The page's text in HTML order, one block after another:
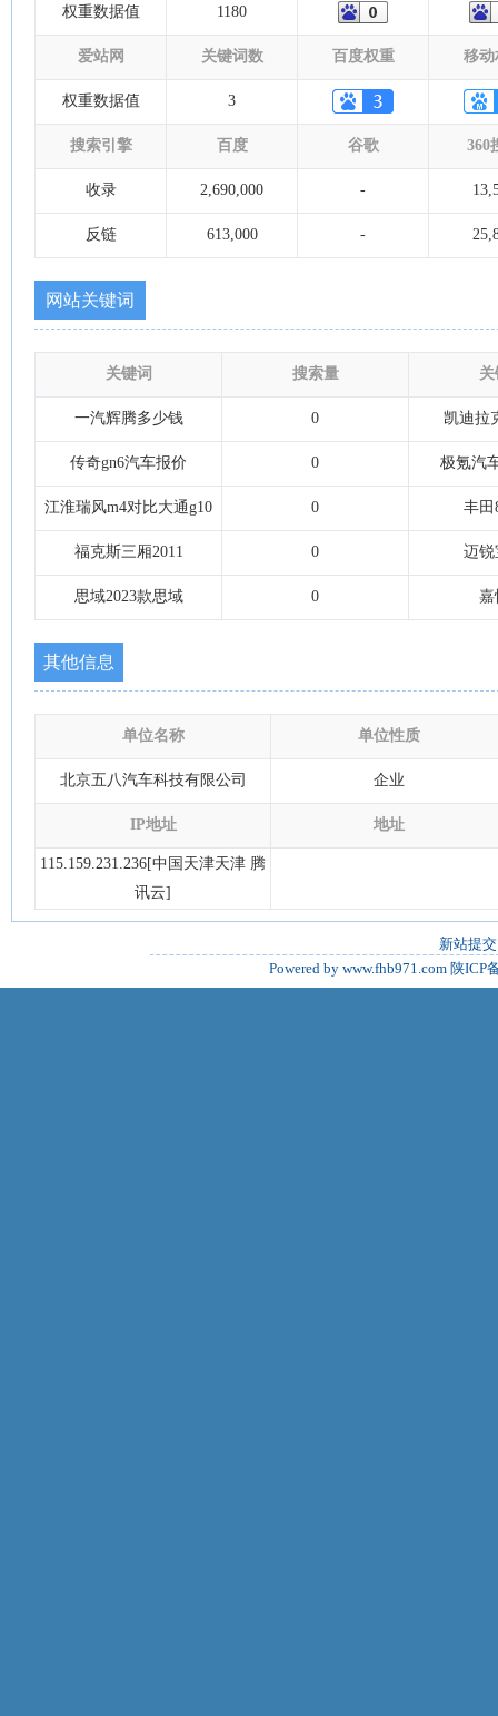
权重数据值 1180
爱站网 关键词数 百度权重 移动
权重数据值 3
搜索引擎 百度 谷歌 360
收录 2,690,000 -
反链 613,000 -
网站关键词
关键词 搜索量 关
一汽辉腾多少钱 0 凯迪拉
传奇gn6汽车报价 0 极氪汽
江淮瑞风m4对比大通g10 0 丰田
福克斯三厢2011 0 迈锐
思域2023款思域 0 嘉
其他信息
单位名称 单位性质
北京五八汽车科技有限公司 企业
IP地址 地址
115.159.231.236[中国天津天津 腾
讯云]
新站提交
Powered by www.fhb971.com 陕ICP